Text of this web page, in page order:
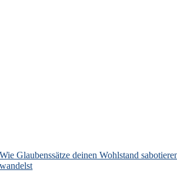
Wie Glaubenssätze deinen Wohlstand
wandelst